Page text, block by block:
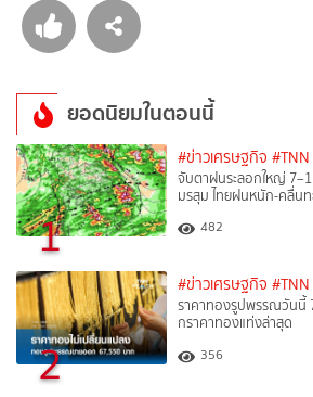
ยอดนิยมในตอนนี้
1
#ข่าวเศรษฐกิจ
จับตาฝนระลอกใหญ่
มรสุม ไทยฝนหนัก-คลื่นท
482
2
#ข่าวเศรษฐกิจ
ราคาทองรูปพรรณวันนี้
กราคาทองแท่งล่าสุด
356